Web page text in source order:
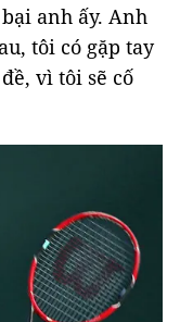
anh ấy. Anh
tôi có gặp tay
vì tôi sẽ cố